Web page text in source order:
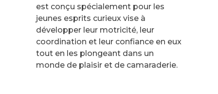
est conçu spécialement pour les
jeunes esprits curieux vise à
développer leur motricité, leur
coordination et leur confiance en eux
tout en les plongeant dans un
monde de plaisir et de camaraderie.